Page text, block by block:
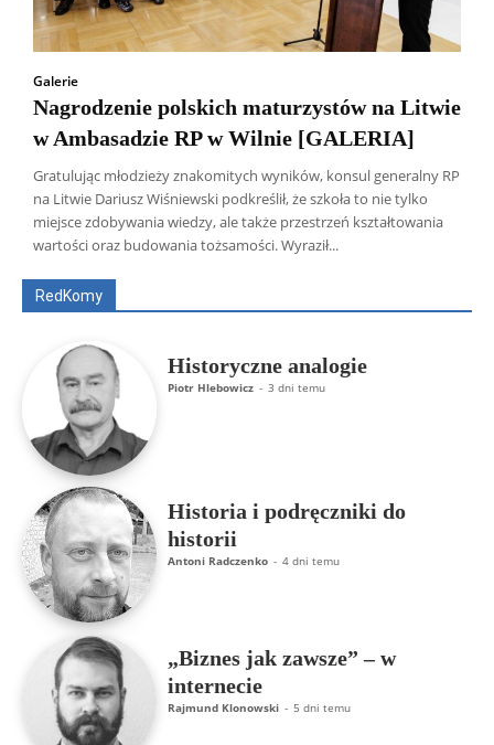
Galerie
Nagrodzenie polskich maturzystów na Litwie
w Ambasadzie RP w Wilnie [GALERIA]
Gratulując młodzieży znakomitych wyników, konsul generalny RP
na Litwie Dariusz Wiśniewski podkreślił, że szkoła to nie tylko
miejsce zdobywania wiedzy, ale także przestrzeń kształtowania
wartości oraz budowania tożsamości. Wyraził...
RedKomy
Wszyscy Aleksander Borowik
Antoni Radczenko
Artur Płokszto
Grzegorz Górny
ks. Jarosław Wąsowicz SDB
Historyczne analogie
Piotr Hlebowicz - 3 dni temu
Historia i podręczniki do
historii
Antoni Radczenko - 4 dni temu
„Biznes jak zawsze” – w
internecie
Rajmund Klonowski - 5 dni temu